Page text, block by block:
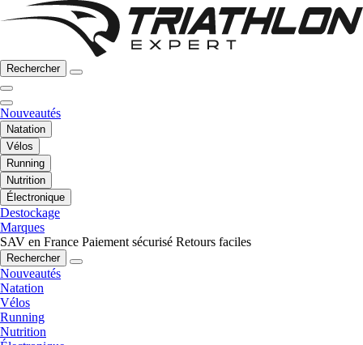
Rechercher
Nouveautés
Natation
Vélos
Running
Nutrition
Électronique
Destockage
Marques
SAV en France Paiement sécurisé Retours faciles
Rechercher
Nouveautés
Natation
Vélos
Running
Nutrition